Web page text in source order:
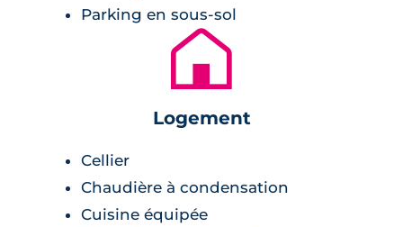
Les appartements sont conçus de manière à
laisser entrer un maximum de lumière
naturelle au sein du logement. De grandes
ouvertes prenant la forme de baies vitrées
permettent d'accéder aux extérieurs des
double vitrage isolant et de menuiseries en
aluminium. Il est, également, possible
d'entièrement connecter l'intérieur de son
Parking en sous-sol
🏚
Logement
Cellier
Chaudière à condensation
Cuisine équipée